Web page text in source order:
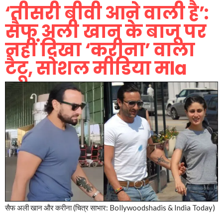
‘तीसरी बीवी आने वाली है’:
सैफ अली खान के बाजू पर
नहीं दिखा ‘करीना’ वाला
टैटू, सोशल मीडिया मla
सैफ अली खान और करीना (चित्र साभार: Bollywoodshadis & India Today)